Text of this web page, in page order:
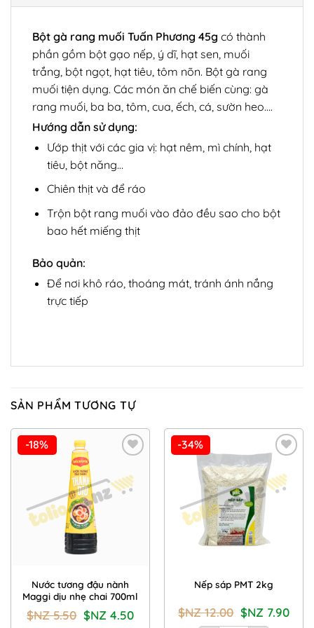
Bột gà rang muối Tuấn Phương 45g có thành
phần gồm bột gạo nếp, ý dĩ, hạt sen, muối
trắng, bột ngọt, hạt tiêu, tôm nõn. Bột gà rang
muối tiện dụng. Các món ăn chế biến cùng: gà
rang muối, ba ba, tôm, cua, ếch, cá, sườn heo….
Hướng dẫn sử dụng:
Ướp thịt với các gia vị: hạt nêm, mì chính, hạt
tiêu, bột năng…
Chiên thịt và để ráo
Trộn bột rang muối vào đảo đều sao cho bột
bao hết miếng thịt
Bảo quản:
Để nơi khô ráo, thoáng mát, tránh ánh nắng
trực tiếp
SẢN PHẨM TƯƠNG TỰ
-18%
Wishlist
Nước tương đậu nành
Maggi dịu nhẹ chai 700ml
$NZ5.50 Giá
gốc
$NZ 4.50Giá
hiện
-34%
Add to
Wishlist
Nếp sáp PMT 2kg
$NZ12.00 Giá
gốc
$NZ 7.90Giá
hiện